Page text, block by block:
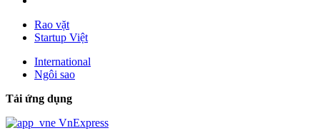
Rao vặt
Startup Việt
International
Ngôi sao
Tải ứng dụng
VnExpress